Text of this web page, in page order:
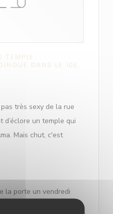
TEMPLE
DANS LE 10E
très sexy de la rue
d’éclore un temple qui
Mais chut, c'est
la porte un vendredi
haut de plafond,